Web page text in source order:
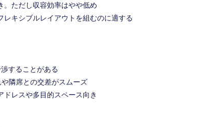
。ただし収容効率はやや低め
レキシブルレイアウトを組むのに適する
することがある
隣席との交差がスムーズ
レスや多目的スペース向き